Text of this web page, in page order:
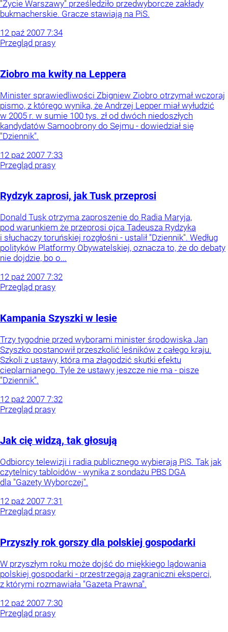
"Życie Warszawy" prześledziło przedwyborcze zakłady
bukmacherskie. Gracze stawiają na PiS.
12 paź 2007 7:34
Przegląd prasy
Ziobro ma kwity na Leppera
Minister sprawiedliwości Zbigniew Ziobro otrzymał wczoraj
pismo, z którego wynika, że Andrzej Lepper miał wyłudzić
w 2005 r. w sumie 100 tys. zł od dwóch niedoszłych
kandydatów Samoobrony do Sejmu - dowiedział się
"Dziennik".
12 paź 2007 7:33
Przegląd prasy
Rydzyk zaprosi, jak Tusk przeprosi
Donald Tusk otrzyma zaproszenie do Radia Maryja,
pod warunkiem że przeprosi ojca Tadeusza Rydzyka
i słuchaczy toruńskiej rozgłośni - ustalił "Dziennik". Według
polityków Platformy Obywatelskiej, oznacza to, że do debaty
nie dojdzie, bo o...
12 paź 2007 7:32
Przegląd prasy
Kampania Szyszki w lesie
Trzy tygodnie przed wyborami minister środowiska Jan
Szyszko postanowił przeszkolić leśników z całego kraju.
Szkoli z ustawy, która ma złagodzić skutki efektu
cieplarnianego. Tyle że ustawy jeszcze nie ma - pisze
"Dziennik".
12 paź 2007 7:32
Przegląd prasy
Jak cię widzą, tak głosują
Odbiorcy telewizji i radia publicznego wybierają PiS. Tak jak
czytelnicy tabloidów - wynika z sondażu PBS DGA
dla "Gazety Wyborczej".
12 paź 2007 7:31
Przegląd prasy
Przyszły rok gorszy dla polskiej gospodarki
W przyszłym roku może dojść do miękkiego lądowania
polskiej gospodarki - przestrzegają zagraniczni eksperci,
z którymi rozmawiała "Gazeta Prawna".
12 paź 2007 7:30
Przegląd prasy